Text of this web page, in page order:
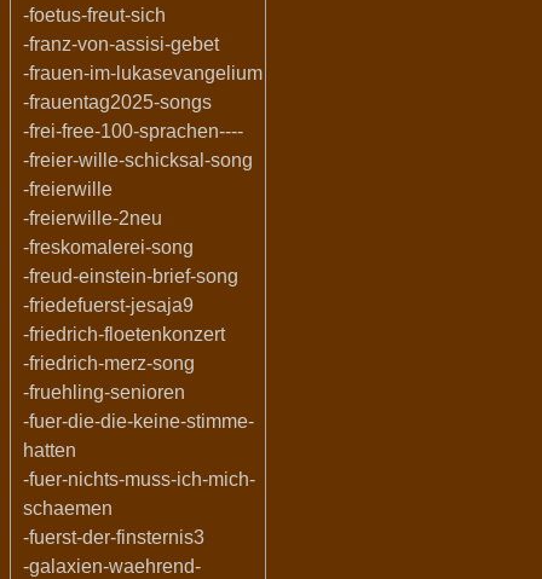
-foetus-freut-sich
-franz-von-assisi-gebet
-frauen-im-lukasevangelium
-frauentag2025-songs
-frei-free-100-sprachen----
-freier-wille-schicksal-song
-freierwille
-freierwille-2neu
-freskomalerei-song
-freud-einstein-brief-song
-friedefuerst-jesaja9
-friedrich-floetenkonzert
-friedrich-merz-song
-fruehling-senioren
-fuer-die-die-keine-stimme-
hatten
-fuer-nichts-muss-ich-mich-
schaemen
-fuerst-der-finsternis3
-galaxien-waehrend-